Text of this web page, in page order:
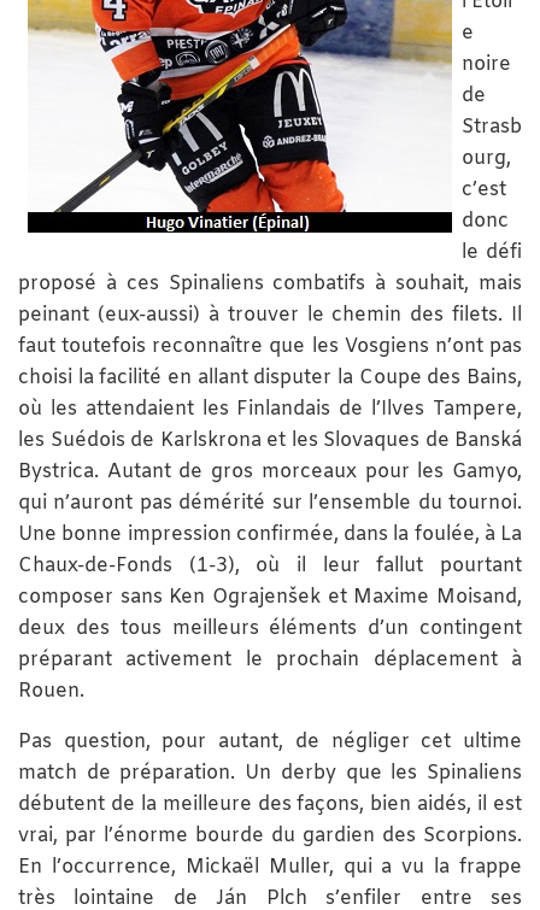
e
noire
de
Strasb
ourg,
c’est
donc
le défi
proposé à ces Spinaliens combatifs à souhait, mais
peinant (eux-aussi) à trouver le chemin des filets. Il
faut toutefois reconnaître que les Vosgiens n’ont pas
choisi la facilité en allant disputer la Coupe des Bains,
où les attendaient les Finlandais de l’Ilves Tampere,
les Suédois de Karlskrona et les Slovaques de Banská
Bystrica. Autant de gros morceaux pour les Gamyo,
qui n’auront pas démérité sur l’ensemble du tournoi.
Une bonne impression confirmée, dans la foulée, à La
Chaux-de-Fonds (1-3), où il leur fallut pourtant
composer sans Ken Ograjenšek et Maxime Moisand,
deux des tous meilleurs éléments d’un contingent
préparant activement le prochain déplacement à
Rouen.
Pas question, pour autant, de négliger cet ultime
match de préparation. Un derby que les Spinaliens
débutent de la meilleure des façons, bien aidés, il est
vrai, par l’énorme bourde du gardien des Scorpions.
En l’occurrence, Mickaël Muller, qui a vu la frappe
très lointaine de Ján Plch s’enfiler entre ses